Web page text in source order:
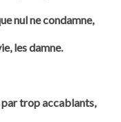
nul ne condamne,
les damne.
par trop accablants,